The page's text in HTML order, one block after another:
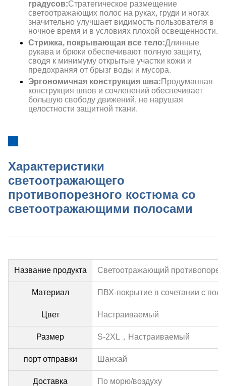
градусов:Стратегическое размещение
светоотражающих полос на руках, груди и ногах
значительно улучшает видимость пользователя в
ночное время и в условиях плохой освещенности.
Стрижка, покрывающая все тело:Длинные
рукава и брюки обеспечивают полную защиту,
сводя к минимуму открытые участки кожи и
предохраняя от брызг воды и мусора.
Эргономичная конструкция шва:Продуманная
конструкция швов и сочленений обеспечивает
большую свободу движений, не нарушая
целостности защитной ткани.
Характеристики
светоотражающего
противопорезного костюма со
светоотражающими полосами
Название продукта Светоотражающий
Материал ПВХ-покрытие в сочетании с
Цвет Настраиваемый
Размер S-2XL， Настраиваемый
порт отправки Шанхай
Доставка По морю/воздуху